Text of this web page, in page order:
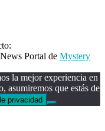
Portal de Mystery
la mejor experiencia en
asumiremos que estás de
privacidad